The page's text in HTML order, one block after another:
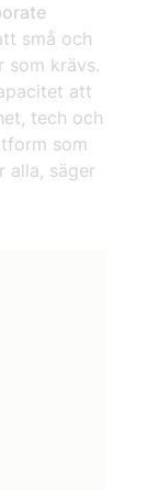
små och
som krävs.
att
tech och
som
alla, säger